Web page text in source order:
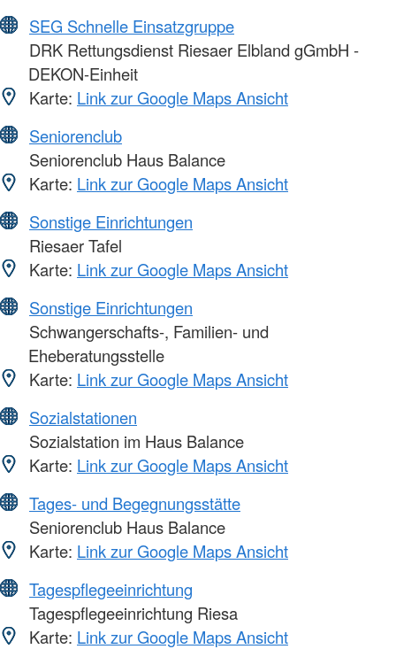
SEG Schnelle Einsatzgruppe
DRK Rettungsdienst Riesaer Elbland gGmbH -
DEKON-Einheit
Karte: Link zur Google Maps Ansicht
Seniorenclub
Seniorenclub Haus Balance
Karte: Link zur Google Maps Ansicht
Sonstige Einrichtungen
Riesaer Tafel
Karte: Link zur Google Maps Ansicht
Sonstige Einrichtungen
Schwangerschafts-, Familien- und
Eheberatungsstelle
Karte: Link zur Google Maps Ansicht
Sozialstationen
Sozialstation im Haus Balance
Karte: Link zur Google Maps Ansicht
Tages- und Begegnungsstätte
Seniorenclub Haus Balance
Karte: Link zur Google Maps Ansicht
Tagespflegeeinrichtung
Tagespflegeeinrichtung Riesa
Karte: Link zur Google Maps Ansicht